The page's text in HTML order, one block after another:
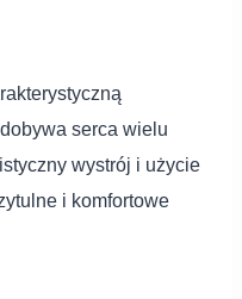
serca wielu
wystrój i użycie
i komfortowe